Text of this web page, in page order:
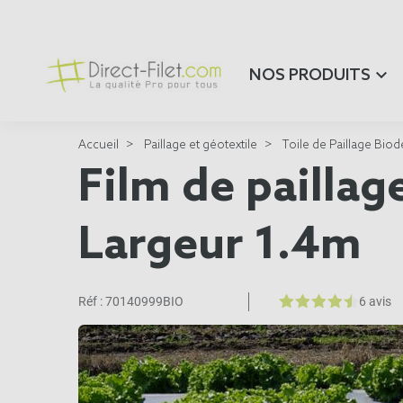
NOS PRODUITS
Accueil Paillage et géotextile Toile de Paillage
Film de
Largeur 1.4m
Réf :70140999BIO 6 avis